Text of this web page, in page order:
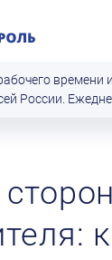
времени
России.